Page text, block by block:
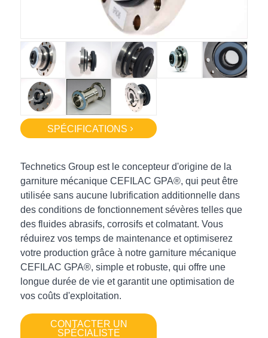
SPÉCIFICATIONS
Technetics Group est le concepteur d'origine de la
garniture mécanique CEFILAC GPA®, qui peut être
utilisée sans aucune lubrification additionnelle dans
des conditions de fonctionnement sévères telles que
des fluides abrasifs, corrosifs et colmatant. Vous
réduirez vos temps de maintenance et optimiserez
votre production grâce à notre garniture mécanique
CEFILAC GPA®, simple et robuste, qui offre une
longue durée de vie et garantit une optimisation de
vos coûts d'exploitation.
CONTACTER UN
SPÉCIALISTE